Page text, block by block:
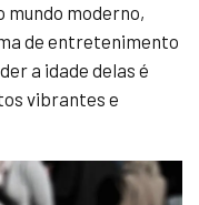
mundo moderno,
de entretenimento
a idade delas é
vibrantes e